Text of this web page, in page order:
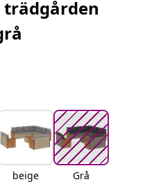
trädgården
beige
Grå